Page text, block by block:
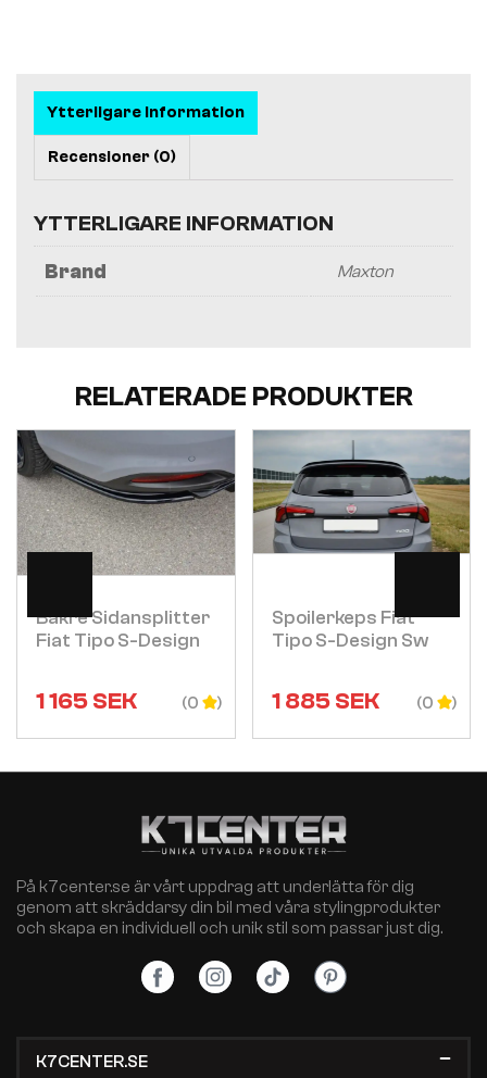
Ytterligare information
Recensioner (0)
YTTERLIGARE INFORMATION
Brand Maxton
RELATERADE PRODUKTER
Bakre Sidansplitter
Fiat Tipo S-Design
1 165SEK (0
Visa
Spoilerkeps Fiat
Tipo S-Design Sw
1 885SEK (0
På k7center.se är vårt uppdrag att underlätta för dig
genom att skräddarsy din bil med våra stylingprodukter
och skapa en individuell och unik stil som passar just dig.
K7CENTER.SE